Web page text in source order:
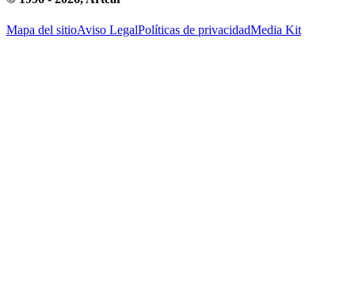
Mapa del sitioAviso LegalPolíticas de privacidadMedia Kit